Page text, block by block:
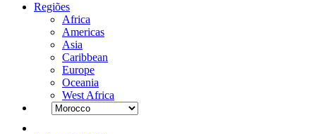
Regiões
Africa
Americas
Asia
Caribbean
Europe
Oceania
West Africa